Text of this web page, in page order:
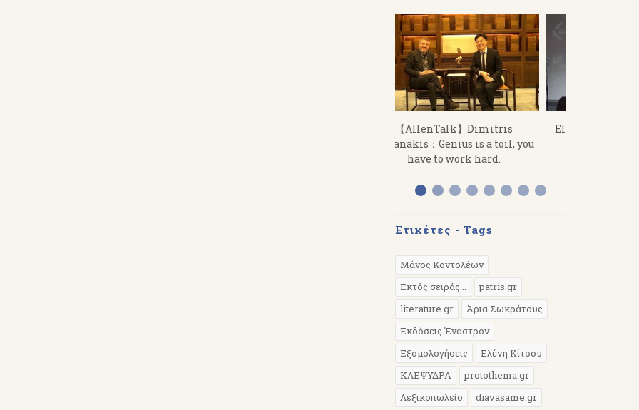
El túnel de Ernesto Sábato: una
mirada griega
Ετικέτες - Tags
Μάνος Κοντολέων
Εκτός σειράς...
patris.gr
literature.gr
Άρια Σωκράτους
Εκδόσεις Έναστρον
Εξομολογήσεις
Ελένη Κίτσου
ΚΛΕΨΥΔΡΑ
protothema.gr
Λεξικοπωλείο
diavasame.gr